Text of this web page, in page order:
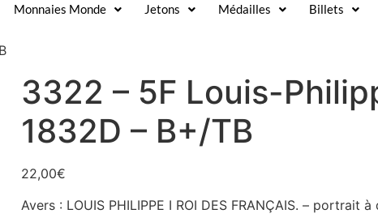
Monnaies Monde Jetons Médailles
Billets
3322 – 5F Louis-
1832D – B+/TB
22,00€
Avers : LOUIS PHILIPPE I ROI DES FRANÇAIS. – portrait